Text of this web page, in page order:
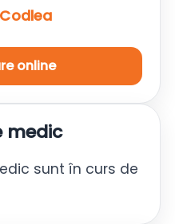
Codlea
online
medic
sunt în curs de